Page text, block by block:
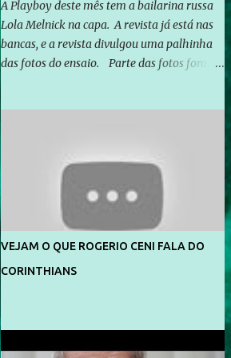
A Playboy deste mês tem a bailarina russa
Lola Melnick na capa. A revista já está nas
bancas, e a revista divulgou uma palhinha
das fotos do ensaio. Parte das fotos foram
divulga capa e primeiras fotos de Lola
Melnick - @aredacao
VEJAM O QUE ROGERIO CENI FALA DO
CORINTHIANS